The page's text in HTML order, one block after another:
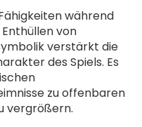
während
von
verstärkt die
des Spiels. Es
zu offenbaren
vergrößern.